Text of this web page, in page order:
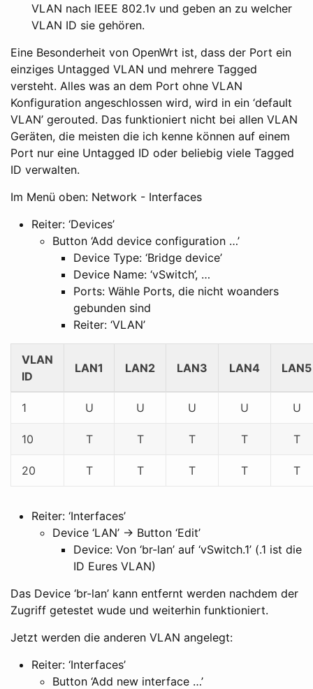
VLAN nach IEEE 802.1v und geben an zu welcher
VLAN ID sie gehören.
Eine Besonderheit von OpenWrt ist, dass der Port ein
einziges Untagged VLAN und mehrere Tagged
versteht. Alles was an dem Port ohne VLAN
Konfiguration angeschlossen wird, wird in ein ‘default
VLAN’ gerouted. Das funktioniert nicht bei allen VLAN
Geräten, die meisten die ich kenne können auf einem
Port nur eine Untagged ID oder beliebig viele Tagged
ID verwalten.
Im Menü oben: Network - Interfaces
Reiter: ‘Devices’
Button ‘Add device configuration …’
Device Type: ‘Bridge device’
Device Name: ‘vSwitch’, …
Ports: Wähle Ports, die nicht woanders
gebunden sind
Reiter: ‘VLAN’
VLAN
ID
LAN1 LAN2 LAN3 LAN4 LAN5
1 U U U U U
10 T T T T T
20 T T T T T
Reiter: ‘Interfaces’
Device ‘LAN’ -> Button ‘Edit’
Device: Von ‘br-lan’ auf ‘vSwitch.1’ (.1 ist die
ID Eures VLAN)
Das Device ‘br-lan’ kann entfernt werden nachdem der
Zugriff getestet wude und weiterhin funktioniert.
Jetzt werden die anderen VLAN angelegt:
Reiter: ‘Interfaces’
Button ‘Add new interface …’